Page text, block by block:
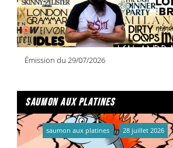
Émission du 29/07/2026
saumon aux platines
saumon aux platines 28 juillet 2026